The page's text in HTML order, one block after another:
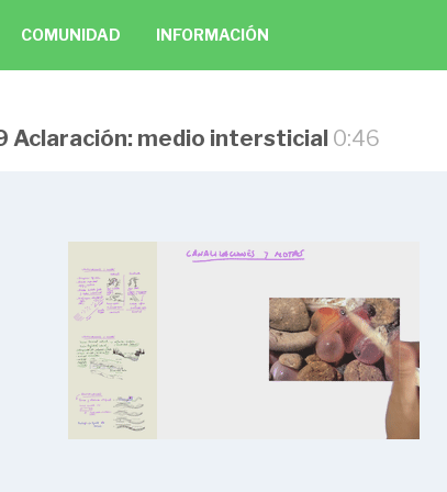
COMUNIDAD INFORMACIÓN
Aclaración: medio intersticial 0:46
sostenible de ecosistemas fluviales
1.1.1 Índice capítulo 1 1:09
1.1.2 Concepto de ecosistema fluvial 4:33
1.1.3 Elementos abióticos. Procesos: flujos de caudal
y sedimento
1 pregunta
Problema 1
1.1.4 Procesos: ajustes del cauce prolongados